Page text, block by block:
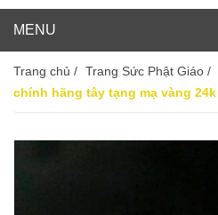
Trang chủ / Trang Sức Phật Giáo /
chính hãng tây tạng mạ vàng 24k